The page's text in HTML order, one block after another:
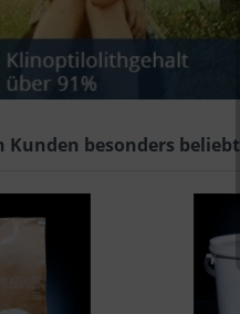
Kunden besonders beliebt